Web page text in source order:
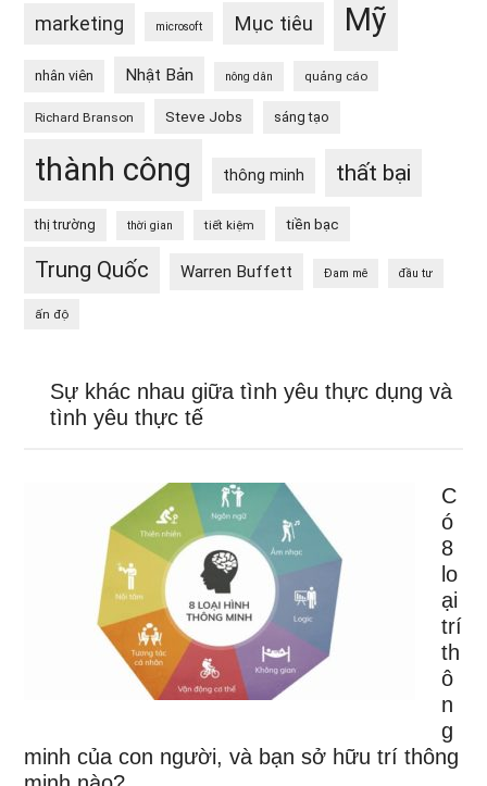
marketing microsoft Mục tiêu Mỹ
nhân viên Nhật Bản nông dân quảng cáo
Richard Branson Steve Jobs sáng tạo
thành công thông minh thất bại
thị trường thời gian tiết kiệm tiền bạc
Trung Quốc Warren Buffett Đam mê đầu tư
ấn độ
Sự khác nhau giữa tình yêu thực dụng và
tình yêu thực tế
C
ó
8
lo
ại
trí
th
ô
n
g
minh của con người, và bạn sở hữu trí thông